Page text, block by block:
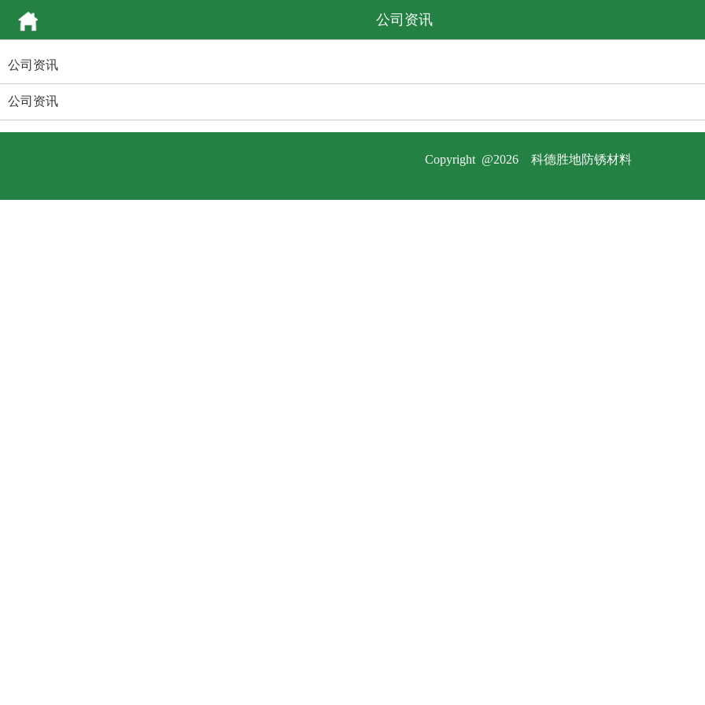
公司资讯
公司资讯
公司资讯
Copyright @2026 科德胜地防锈材料